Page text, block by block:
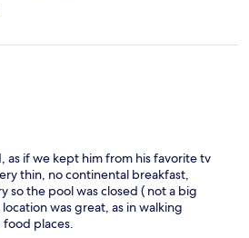
as if we kept him from his favorite tv
thin, no continental breakfast,
so the pool was closed ( not a big
was great, as in walking
places.